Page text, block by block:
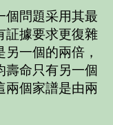
個問題采用其最
証據要求更復雜
一個的兩倍，
壽命只有另一個
兩個家譜是由兩